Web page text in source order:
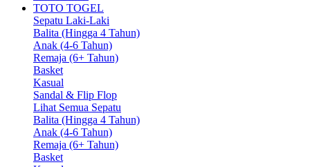
TOTO TOGEL
Sepatu Laki-Laki
Balita (Hingga 4 Tahun)
Anak (4-6 Tahun)
Remaja (6+ Tahun)
Basket
Kasual
Sandal & Flip Flop
Lihat Semua Sepatu
Balita (Hingga 4 Tahun)
Anak (4-6 Tahun)
Remaja (6+ Tahun)
Basket